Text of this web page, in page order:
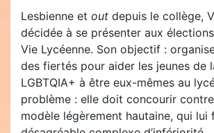
Lesbienne et out depuis le collège,
décidée à se présenter aux
Vie Lycéenne. Son objectif :
des fiertés pour aider les jeunes de
LGBTQIA+ à être eux-mêmes au
problème : elle doit concourir
modèle légèrement hautaine, qui lui